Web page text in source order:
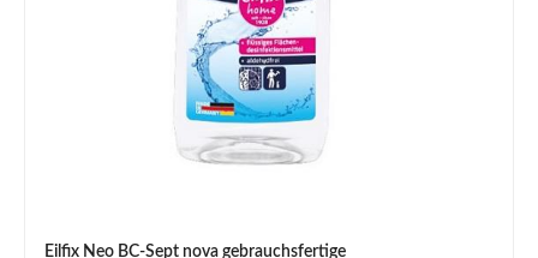
Eilfix Neo BC-Sept nova gebrauchsfertige